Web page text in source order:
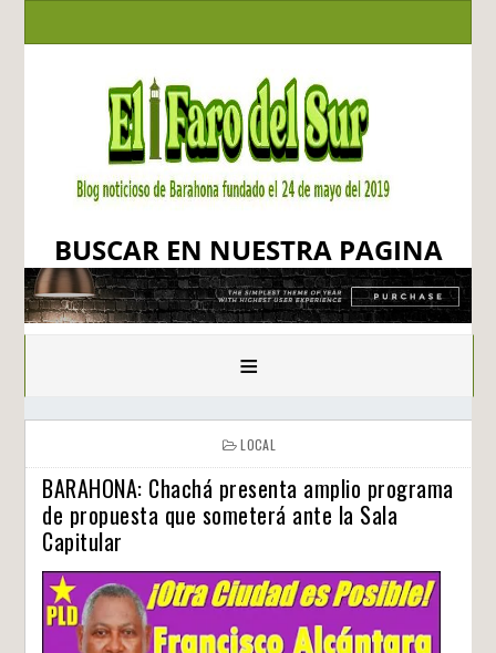
BUSCAR EN NUESTRA PAGINA
≡
LOCAL
BARAHONA: Chachá presenta amplio programa
de propuesta que someterá ante la Sala
Capitular